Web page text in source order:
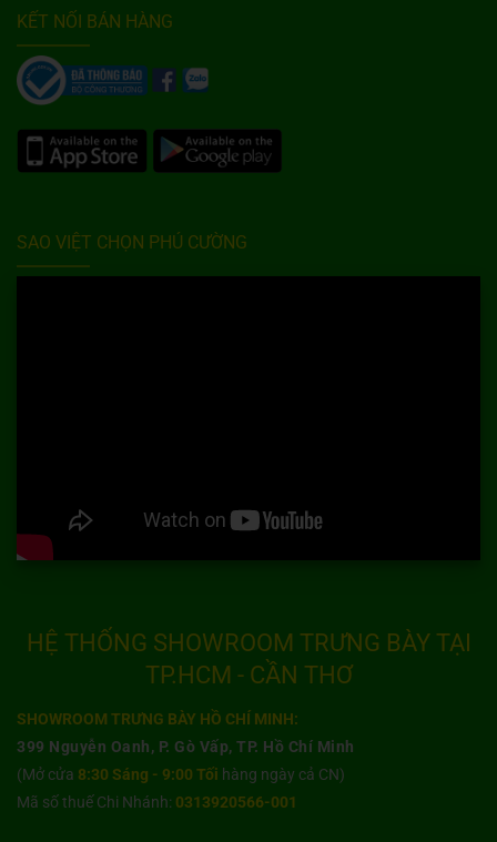
KẾT NỐI BÁN HÀNG
SAO VIỆT CHỌN PHÚ CƯỜNG
HỆ THỐNG SHOWROOM TRƯNG BÀY TẠI
TP.HCM - CẦN THƠ
SHOWROOM TRƯNG BÀY HỒ CHÍ MINH:
399 Nguyễn Oanh, P. Gò Vấp, TP. Hồ Chí Minh
(Mở cửa 8:30 Sáng - 9:00 Tối hàng ngày cả CN)
Mã số thuế Chi Nhánh: 0313920566-001